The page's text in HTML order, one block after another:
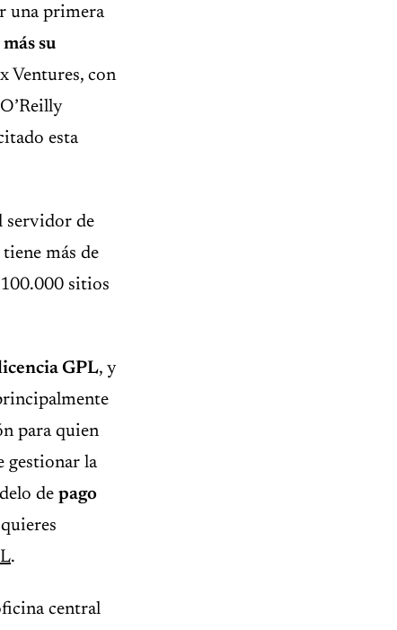
una primera
su
Ventures, con
esta
servidor de
más de
sitios
GPL, y
para quien
gestionar la
de pago
.
central